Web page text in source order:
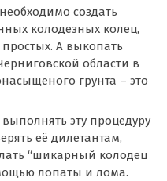
создать
колодезных колец,
А выкопать
области в
грунта – это
эту процедуру
её дилетантам,
“шикарный колодец
лопаты и лома.